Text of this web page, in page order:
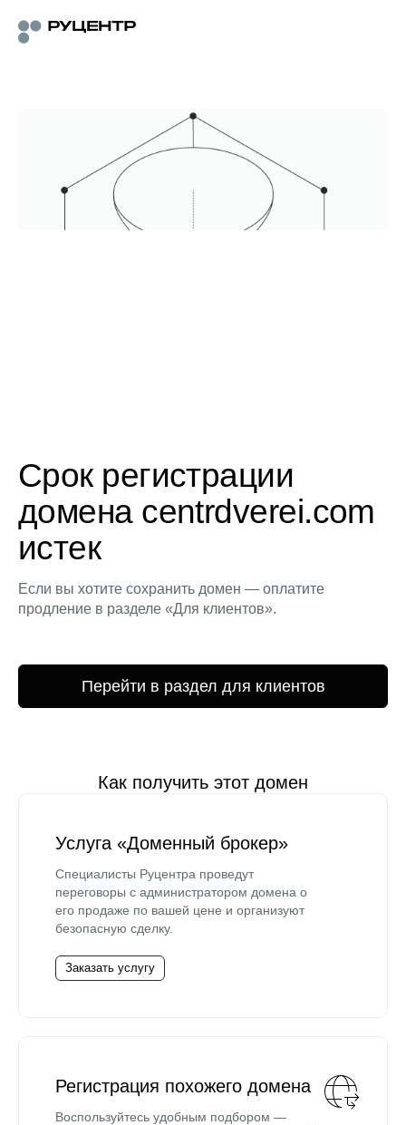
Срок регистрации
домена centrdverei.com
истек
Если вы хотите сохранить домен — оплатите
продление в разделе «Для клиентов».
Перейти в раздел для клиентов
Как получить этот домен
Услуга «Доменный брокер»
Специалисты Руцентра проведут
переговоры с администратором домена о
его продаже по вашей цене и организуют
безопасную сделку.
Заказать услугу
Регистрация похожего домена
Воспользуйтесь удобным подбором —